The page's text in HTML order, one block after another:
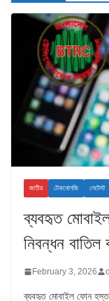
জাতীয় টেকনোলজি লেটেস্ট
ব্যবহৃত
নিবন্ধন
February 3, 2026
ব্যবহৃত মোবাইল ফোন